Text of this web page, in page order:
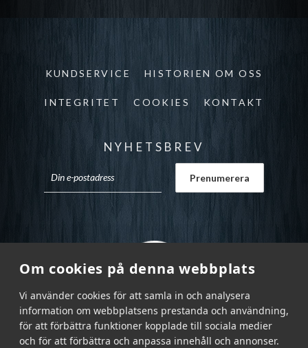
Om cookies på denna webbplats
Vi använder cookies för att samla in och analysera
information om webbplatsens prestanda och användning,
för att förbättra funktioner kopplade till sociala medier
och för att förbättra och anpassa innehåll och annonser.
KUNDSERVICE HISTORIEN OM OSS
INTEGRITET COOKIES KONTAKT
NYHETSBREV